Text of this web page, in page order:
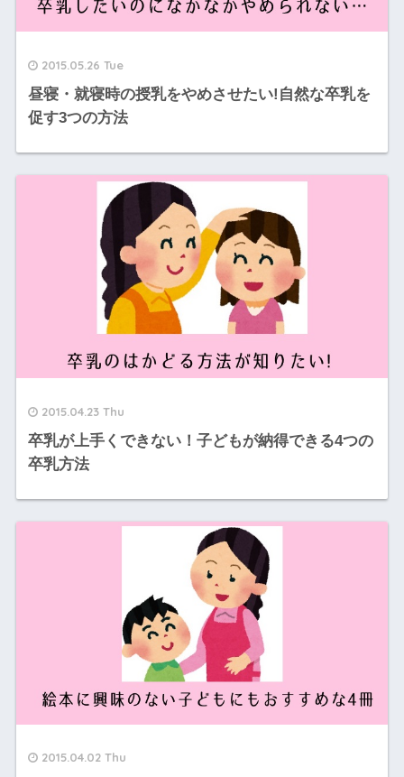
2015.05.26 Tue
昼寝・就寝時の授乳をやめさせたい!自然な卒乳を
促す3つの方法
2015.04.23 Thu
卒乳が上手くできない！子どもが納得できる4つの
卒乳方法
2015.04.02 Thu